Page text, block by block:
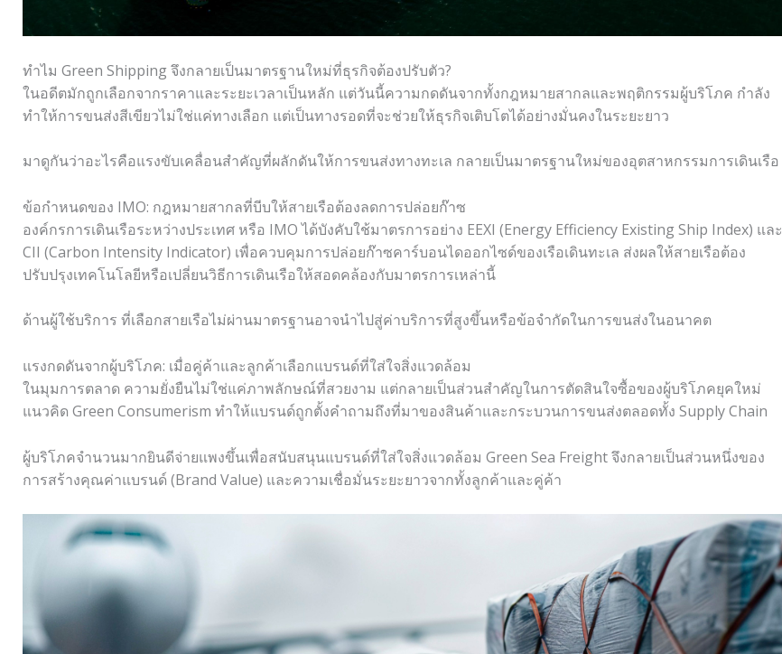
ทำไม Green Shipping จึงกลายเป็นมาตรฐานใหม่ที่ธุรกิจต้องปรับตัว?
ในอดีตมักถูกเลือกจากราคาและระยะเวลาเป็นหลัก แต่วันนี้ความกดดันจากทั้งกฎหมายสากลและพฤติกรรมผู้บริโภค กำลัง
ทำให้การขนส่งสีเขียวไม่ใช่แค่ทางเลือก แต่เป็นทางรอดที่จะช่วยให้ธุรกิจเติบโตได้อย่างมั่นคงในระยะยาว
มาดูกันว่าอะไรคือแรงขับเคลื่อนสำคัญที่ผลักดันให้การขนส่งทางทะเล กลายเป็นมาตรฐานใหม่ของอุตสาหกรรมการเดินเรือ
ข้อกำหนดของ IMO: กฎหมายสากลที่บีบให้สายเรือต้องลดการปล่อยก๊าซ
องค์กรการเดินเรือระหว่างประเทศ หรือ IMO ได้บังคับใช้มาตรการอย่าง EEXI (Energy Efficiency Existing Ship Index) และ
CII (Carbon Intensity Indicator) เพื่อควบคุมการปล่อยก๊าซคาร์บอนไดออกไซด์ของเรือเดินทะเล ส่งผลให้สายเรือต้อง
ปรับปรุงเทคโนโลยีหรือเปลี่ยนวิธีการเดินเรือให้สอดคล้องกับมาตรการเหล่านี้
ด้านผู้ใช้บริการ ที่เลือกสายเรือไม่ผ่านมาตรฐานอาจนำไปสู่ค่าบริการที่สูงขึ้นหรือข้อจำกัดในการขนส่งในอนาคต
แรงกดดันจากผู้บริโภค: เมื่อคู่ค้าและลูกค้าเลือกแบรนด์ที่ใส่ใจสิ่งแวดล้อม
ในมุมการตลาด ความยั่งยืนไม่ใช่แค่ภาพลักษณ์ที่สวยงาม แต่กลายเป็นส่วนสำคัญในการตัดสินใจซื้อของผู้บริโภคยุคใหม่
แนวคิด Green Consumerism ทำให้แบรนด์ถูกตั้งคำถามถึงที่มาของสินค้าและกระบวนการขนส่งตลอดทั้ง Supply Chain
ผู้บริโภคจำนวนมากยินดีจ่ายแพงขึ้นเพื่อสนับสนุนแบรนด์ที่ใส่ใจสิ่งแวดล้อม Green Sea Freight จึงกลายเป็นส่วนหนึ่งของ
การสร้างคุณค่าแบรนด์ (Brand Value) และความเชื่อมั่นระยะยาวจากทั้งลูกค้าและคู่ค้า